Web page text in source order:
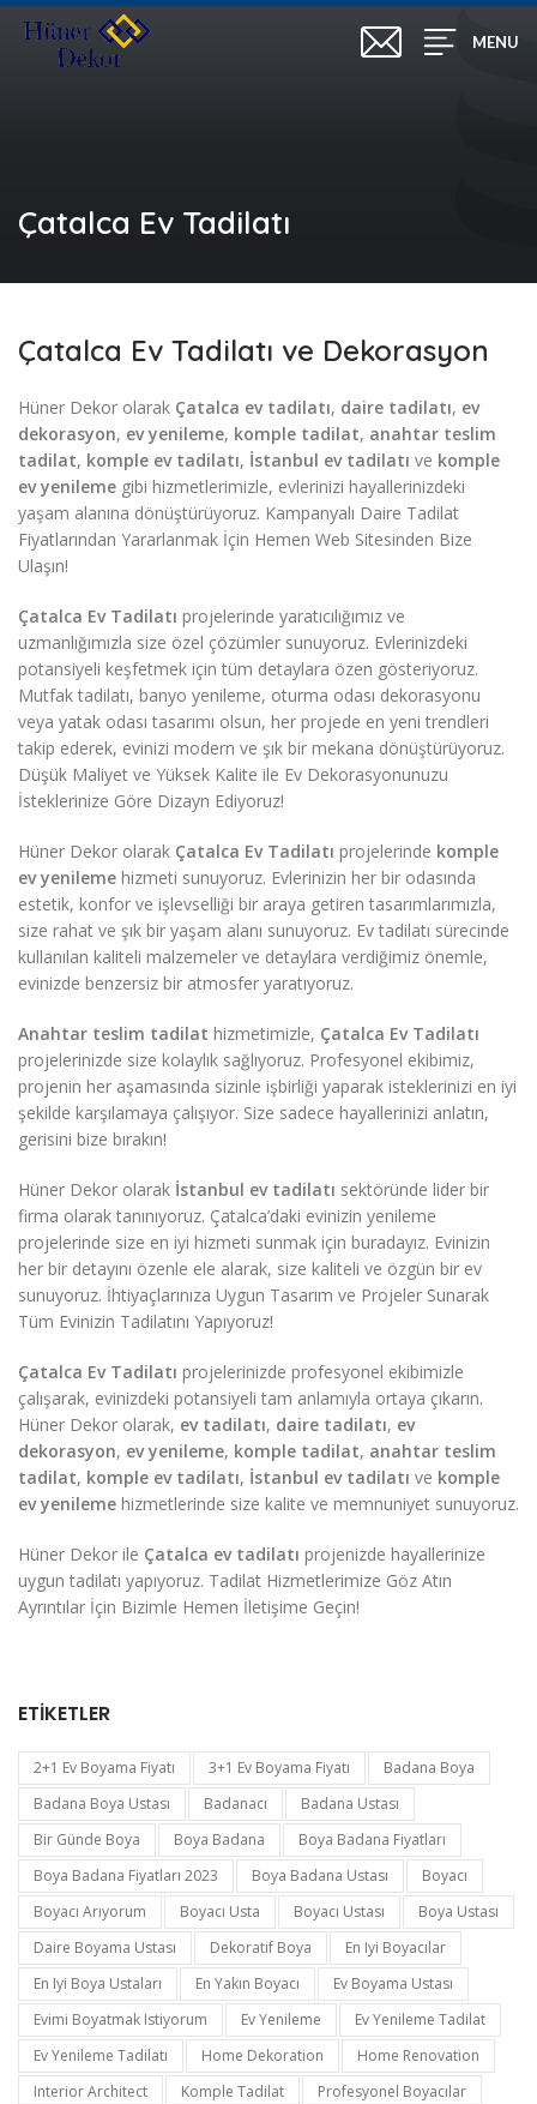
MENU
Çatalca Ev Tadilatı
Çatalca Ev Tadilatı ve Dekorasyon
Hüner Dekor olarak Çatalca ev tadilatı, daire tadilatı, ev
dekorasyon, ev yenileme, komple tadilat, anahtar teslim
tadilat, komple ev tadilatı, İstanbul ev tadilatı ve komple
ev yenileme gibi hizmetlerimizle, evlerinizi hayallerinizdeki
yaşam alanına dönüştürüyoruz. Kampanyalı Daire Tadilat
Fiyatlarından Yararlanmak İçin Hemen Web Sitesinden Bize
Ulaşın!
Çatalca Ev Tadilatı projelerinde yaratıcılığımız ve
uzmanlığımızla size özel çözümler sunuyoruz. Evlerinizdeki
potansiyeli keşfetmek için tüm detaylara özen gösteriyoruz.
Mutfak tadilatı, banyo yenileme, oturma odası dekorasyonu
veya yatak odası tasarımı olsun, her projede en yeni trendleri
takip ederek, evinizi modern ve şık bir mekana dönüştürüyoruz.
Düşük Maliyet ve Yüksek Kalite ile Ev Dekorasyonunuzu
İsteklerinize Göre Dizayn Ediyoruz!
Hüner Dekor olarak Çatalca Ev Tadilatı projelerinde komple
ev yenileme hizmeti sunuyoruz. Evlerinizin her bir odasında
estetik, konfor ve işlevselliği bir araya getiren tasarımlarımızla,
size rahat ve şık bir yaşam alanı sunuyoruz. Ev tadilatı sürecinde
kullanılan kaliteli malzemeler ve detaylara verdiğimiz önemle,
evinizde benzersiz bir atmosfer yaratıyoruz.
Anahtar teslim tadilat hizmetimizle, Çatalca Ev Tadilatı
projelerinizde size kolaylık sağlıyoruz. Profesyonel ekibimiz,
projenin her aşamasında sizinle işbirliği yaparak isteklerinizi en iyi
şekilde karşılamaya çalışıyor. Size sadece hayallerinizi anlatın,
gerisini bize bırakın!
Hüner Dekor olarak İstanbul ev tadilatı sektöründe lider bir
firma olarak tanınıyoruz. Çatalca’daki evinizin yenileme
projelerinde size en iyi hizmeti sunmak için buradayız. Evinizin
her bir detayını özenle ele alarak, size kaliteli ve özgün bir ev
sunuyoruz. İhtiyaçlarınıza Uygun Tasarım ve Projeler Sunarak
Tüm Evinizin Tadilatını Yapıyoruz!
Çatalca Ev Tadilatı projelerinizde profesyonel ekibimizle
çalışarak, evinizdeki potansiyeli tam anlamıyla ortaya çıkarın.
Hüner Dekor olarak, ev tadilatı, daire tadilatı, ev
dekorasyon, ev yenileme, komple tadilat, anahtar teslim
tadilat, komple ev tadilatı, İstanbul ev tadilatı ve komple
ev yenileme hizmetlerinde size kalite ve memnuniyet sunuyoruz.
Hüner Dekor ile Çatalca ev tadilatı projenizde hayallerinize
uygun tadilatı yapıyoruz. Tadilat Hizmetlerimize Göz Atın
Ayrıntılar İçin Bizimle Hemen İletişime Geçin!
ETIKETLER
2+1 Ev Boyama Fiyatı 3+1 Ev Boyama Fiyatı
Badana Boya
Badana Boya Ustası
Badanacı
Badana Ustası
Bir Günde Boya
Boya Badana
Boya Badana Fiyatları
Boya Badana Fiyatları 2023
Boya Badana Ustası
Boyacı
Boyacı Arıyorum
Boyacı Usta Boyacı Ustası
Boya Ustası
Daire Boyama Ustası
Dekoratif Boya
En Iyi Boyacılar
En Iyi Boya Ustaları
En Yakın Boyacı
Ev Boyama Ustası
Evimi Boyatmak Istiyorum
Ev Yenileme
Ev Yenileme Tadilat
Ev Yenileme Tadilatı
Home Dekoration
Home Renovation
Interior Architect
Komple Tadilat
Profesyonel Boyacılar